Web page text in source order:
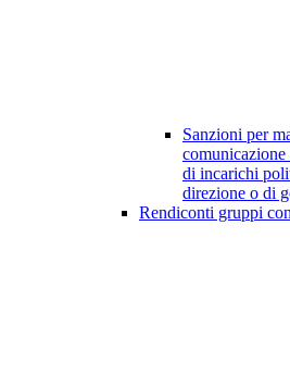
Sanzioni per
di incarichi
direzione o di
Rendiconti gruppi